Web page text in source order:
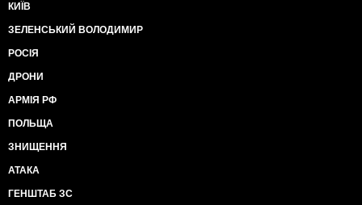
КИЇВ
ЗЕЛЕНСЬКИЙ ВОЛОДИМИР
РОСІЯ
ДРОНИ
АРМІЯ РФ
ПОЛЬЩА
ЗНИЩЕННЯ
АТАКА
ГЕНШТАБ ЗС